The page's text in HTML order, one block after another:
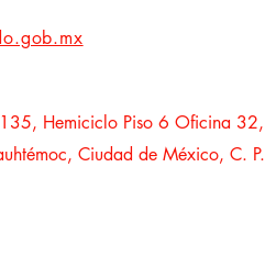
Hemiciclo Piso 6 Oficina 32,
Ciudad de México, C. P.